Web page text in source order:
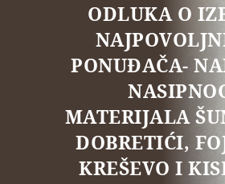
ODLUKA O
PONUĐAČA-
MATERIJALA
DOBRETIĆI,
KREŠEVO I